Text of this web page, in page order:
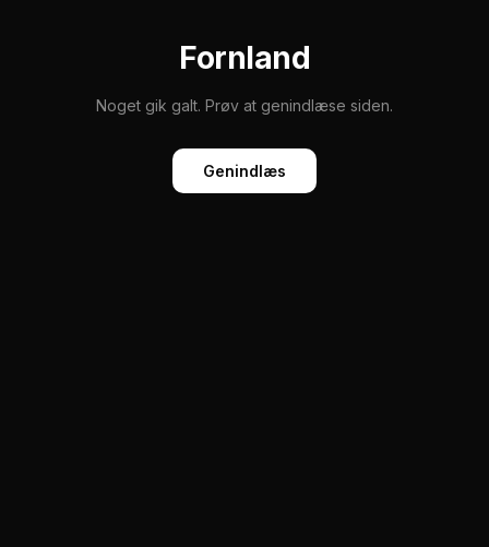
Fornland
Noget gik galt. Prøv at genindlæse siden.
Genindlæs